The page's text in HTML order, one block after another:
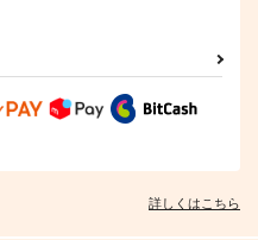
詳しくはこちら